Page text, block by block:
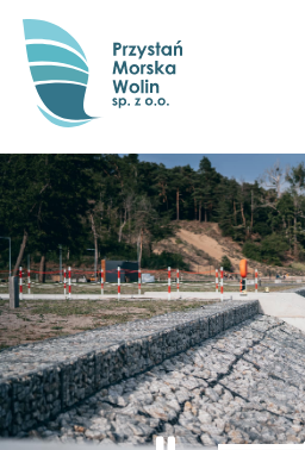
Przystań Morska Wolin Sp. z o.o.